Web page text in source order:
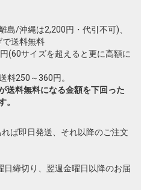
島/沖縄は2,200円・代引不可)、
で送料無料
(60サイズを超えると更に高額に
料250～360円。
送料無料になる金額を下回った
。
ば即日発送、それ以降のご注文
締切り、翌週金曜日以降のお届